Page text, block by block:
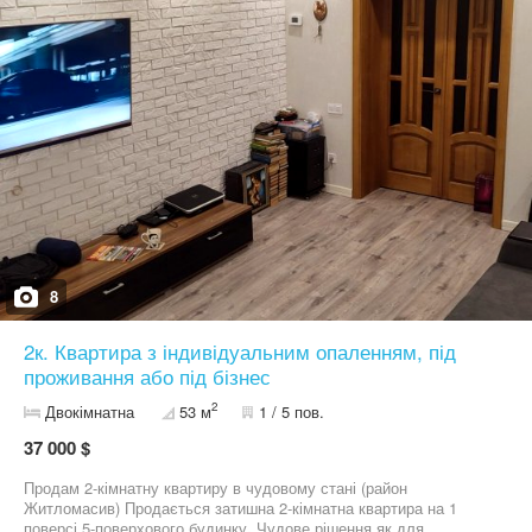
8
2к. Квартира з індивідуальним опаленням, під
проживання або під бізнес
Двокімнатна 53 м2 1 / 5 пов.
37 000 $
Продам 2-кімнатну квартиру в чудовому стані (район
Житломасив) Продається затишна 2-кімнатна квартира на 1